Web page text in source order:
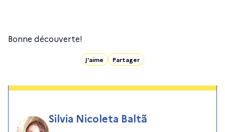
Bonne découverte!
J'aime Partager
Silvia Nicoleta Baltã